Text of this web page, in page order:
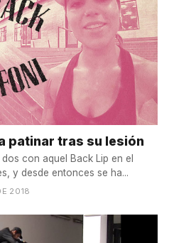
patinar tras su lesión
con aquel Back Lip en el
y desde entonces se ha...
2018